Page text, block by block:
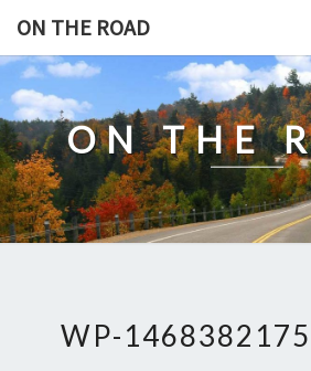
content
ON THE ROAD
ON THE
WP-